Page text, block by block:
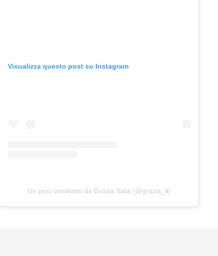
Visualizza questo post su Instagram
Un post condiviso da Grazia Italia (@grazia_it)